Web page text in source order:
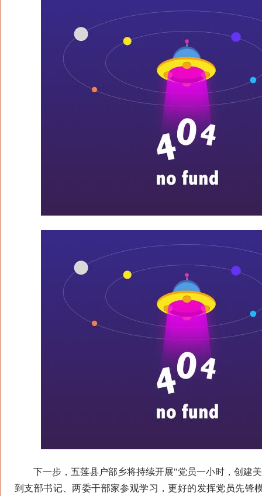
下一步，五莲县户部乡将持续开展"党员一小时，创建
到支部书记、两委干部家参观学习，更好的发挥党员先锋